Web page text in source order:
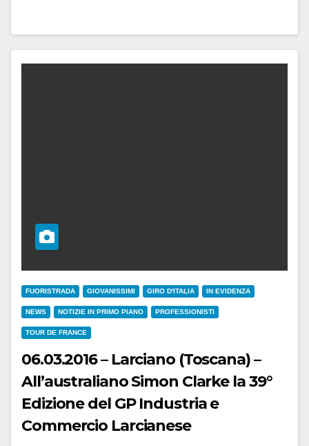
FUORISTRADA GIOVANISSIMI GIRO D'ITALIA IN EVIDENZA
NEWS NOTIZIE IN PRIMO PIANO PROFESSIONISTI
TOUR DE FRANCE
06.03.2016 – Larciano (Toscana) –
All’australiano Simon Clarke la 39°
Edizione del GP Industria e
Commercio Larcianese